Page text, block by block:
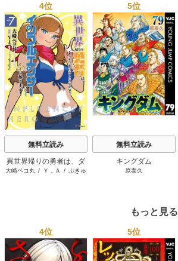
4位
無料立読み
異世界帰りの勇者は、ダ
ンジョンが出現した現実
大崎ペコ丸 / Ｙ．Ａ /
ぷきゅ
5位
無料立読み
キングダム
原泰久
e
t
もっと見る
4位 5位